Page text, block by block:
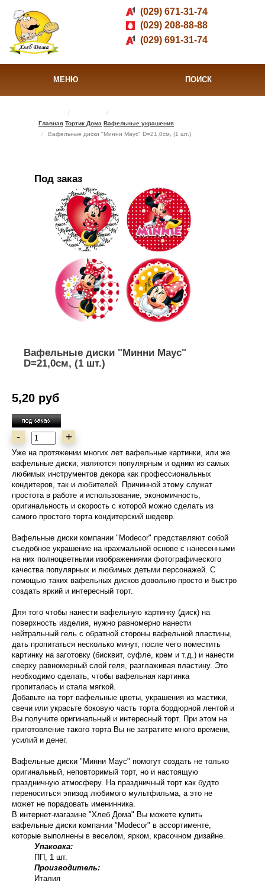
(029) 671-31-74
(029) 208-88-88
(029) 691-31-74
МЕНЮ ПОИСК
Главная Тортик Дома Вафельные украшения
Вафельные диски "Минни Маус" D=21,0см, (1 шт.)
Под заказ
Вафельные диски "Минни Маус"
D=21,0см, (1 шт.)
5,20 руб
- +
Уже на протяжении многих лет вафельные картинки, или же
вафельные диски, являются популярным и одним из самых
любимых инструментов декора как профессиональных
кондитеров, так и любителей. Причинной этому служат
простота в работе и использование, экономичность,
оригинальность и скорость с которой можно сделать из
самого простого торта кондитерский шедевр.
Вафельные диски компании "Modecor" представляют собой
съедобное украшение на крахмальной основе с нанесенными
на них полноцветными изображениями фотографического
качества популярных и любимых детьми персонажей. С
помощью таких вафельных дисков довольно просто и быстро
создать яркий и интересный торт.
Для того чтобы нанести вафельную картинку (диск) на
поверхность изделия, нужно равномерно нанести
нейтральный гель с обратной стороны вафельной пластины,
дать пропитаться несколько минут, после чего поместить
картинку на заготовку (бисквит, суфле, крем и т.д.) и нанести
сверху равномерный слой геля, разглаживая пластину. Это
необходимо сделать, чтобы вафельная картинка
пропиталась и стала мягкой.
Добавьте на торт вафельные цветы, украшения из мастики,
свечи или украсьте боковую часть торта бордюрной лентой и
Вы получите оригинальный и интересный торт. При этом на
приготовление такого торта Вы не затратите много времени,
усилий и денег.
Вафельные диски "Минни Маус" помогут создать не только
оригинальный, неповторимый торт, но и настоящую
праздничную атмосферу. На праздничный торт как будто
переноситься эпизод любимого мультфильма, а это не
может не порадовать именинника.
В интернет-магазине "Хлеб Дома" Вы можете купить
вафельные диски компании "Modecor" в ассортименте,
которые выполнены в веселом, ярком, красочном дизайне.
Упаковка:
ПП, 1 шт.
Производитель:
Италия